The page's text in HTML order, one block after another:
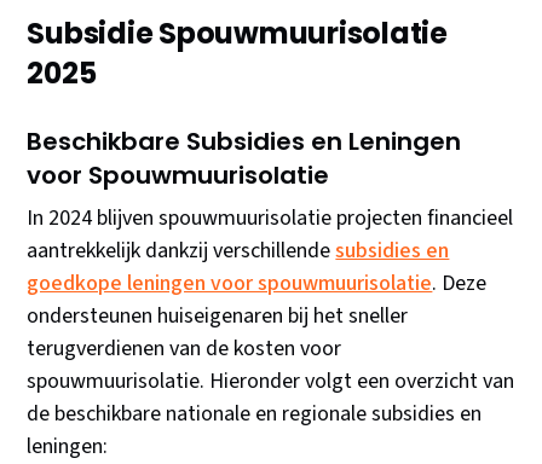
Subsidie Spouwmuurisolatie
2025
Beschikbare Subsidies en Leningen
voor Spouwmuurisolatie
In 2024 blijven spouwmuurisolatie projecten financieel
aantrekkelijk dankzij verschillendesubsidies en
goedkope leningen voor spouwmuurisolatie. Deze
ondersteunen huiseigenaren bij het sneller
terugverdienen van de kosten voor
spouwmuurisolatie. Hieronder volgt een overzicht van
de beschikbare nationale en regionale subsidies en
leningen: